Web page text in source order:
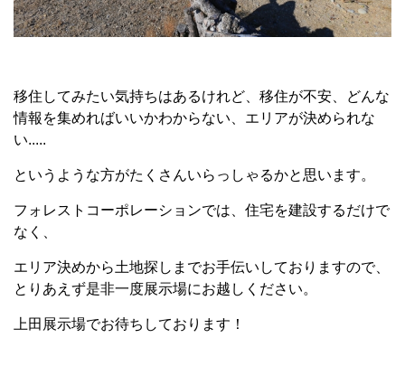
移住してみたい気持ちはあるけれど、移住が不安、どんな
情報を集めればいいかわからない、エリアが決められな
い.....
というような方がたくさんいらっしゃるかと思います。
フォレストコーポレーションでは、住宅を建設するだけで
なく、
エリア決めから土地探しまでお手伝いしておりますので、
とりあえず是非一度展示場にお越しください。
上田展示場でお待ちしております！